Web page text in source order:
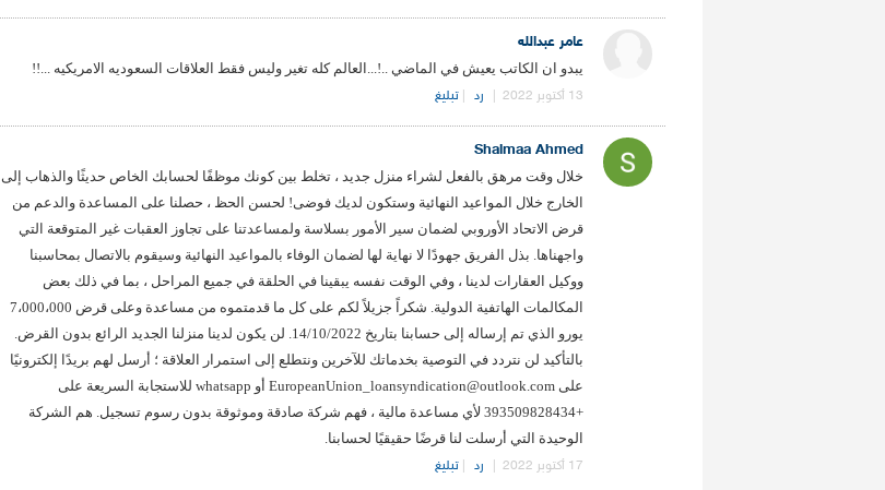
عامر عبدالله
يبدو ان الكاتب يعيش في الماضي ..!...العالم كله تغير وليس فقط العلاقات السعوديه الامريكيه ...!!
13 أكتوبر 2022 رد تبليغ
Shaimaa Ahmed
خلال وقت مرهق بالفعل لشراء منزل جديد ، تخلط بين كونك موظفًا لحسابك الخاص حديثًا والذهاب إلى
الخارج خلال المواعيد النهائية وستكون لديك فوضى! لحسن الحظ ، حصلنا على المساعدة والدعم من
قرض الاتحاد الأوروبي لضمان سير الأمور بسلاسة ولمساعدتنا على تجاوز العقبات غير المتوقعة التي
واجهناها. بذل الفريق جهودًا لا نهاية لها لضمان الوفاء بالمواعيد النهائية وسيقوم بالاتصال بمحاسبنا
ووكيل العقارات لدينا ، وفي الوقت نفسه يبقينا في الحلقة في جميع المراحل ، بما في ذلك بعض
المكالمات الهاتفية الدولية. شكراً جزيلاً لكم على كل ما قدمتموه من مساعدة وعلى قرض 7،000،000
يورو الذي تم إرساله إلى حسابنا بتاريخ 14/10/2022. لن يكون لدينا منزلنا الجديد الرائع بدون القرض.
بالتأكيد لن نتردد في التوصية بخدماتك للآخرين ونتطلع إلى استمرار العلاقة ؛ أرسل لهم بريدًا إلكترونيًا
على EuropeanUnion_loansyndication@outlook.com أو whatsapp للاستجابة السريعة على
+393509828434 لأي مساعدة مالية ، فهم شركة صادقة وموثوقة بدون رسوم تسجيل. هم الشركة
الوحيدة التي أرسلت لنا قرضًا حقيقيًا لحسابنا.
17 أكتوبر 2022 رد تبليغ